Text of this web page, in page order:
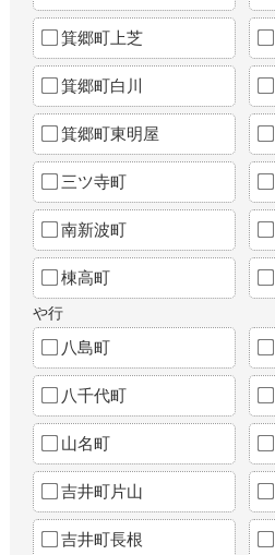
箕郷町上芝
箕郷町白川
箕郷町東明屋
三ツ寺町
南新波町
棟高町
や行
八島町
八千代町
山名町
吉井町片山
吉井町長根